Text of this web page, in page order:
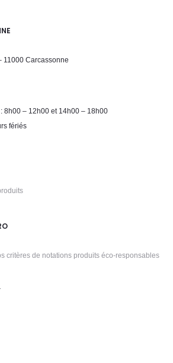
11000 Carcassonne
8h00 – 12h00 et 14h00 – 18h00
fériés
critères de notations produits éco-responsables